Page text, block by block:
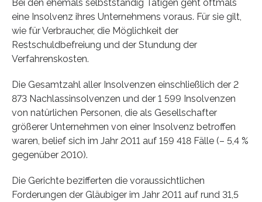
Bei den ehemals selbstständig Tätigen geht oftmals
eine Insolvenz ihres Unternehmens voraus. Für sie gilt,
wie für Verbraucher, die Möglichkeit der
Restschuldbefreiung und der Stundung der
Verfahrenskosten.
Die Gesamtzahl aller Insolvenzen einschließlich der 2
873 Nachlassinsolvenzen und der 1 599 Insolvenzen
von natürlichen Personen, die als Gesellschafter
größerer Unternehmen von einer Insolvenz betroffen
waren, belief sich im Jahr 2011 auf 159 418 Fälle (– 5,4 %
gegenüber 2010).
Die Gerichte bezifferten die voraussichtlichen
Forderungen der Gläubiger im Jahr 2011 auf rund 31,5